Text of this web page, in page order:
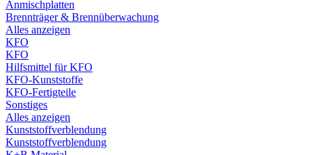
Anmischplatten
Brennträger & Brennüberwachung
Alles anzeigen
KFO
KFO
Hilfsmittel für KFO
KFO-Kunststoffe
KFO-Fertigteile
Sonstiges
Alles anzeigen
Kunststoffverblendung
Kunststoffverblendung